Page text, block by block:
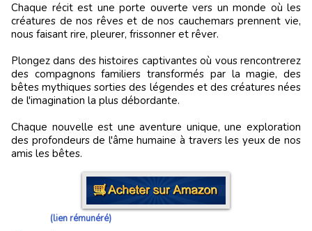
Chaque récit est une porte ouverte vers un monde où les
créatures de nos rêves et de nos cauchemars prennent vie,
nous faisant rire, pleurer, frissonner et rêver.
Plongez dans des histoires captivantes où vous rencontrerez
des compagnons familiers transformés par la magie, des
bêtes mythiques sorties des légendes et des créatures nées
de l'imagination la plus débordante.
Chaque nouvelle est une aventure unique, une exploration
des profondeurs de l'âme humaine à travers les yeux de nos
amis les bêtes.
(lien rémunéré)